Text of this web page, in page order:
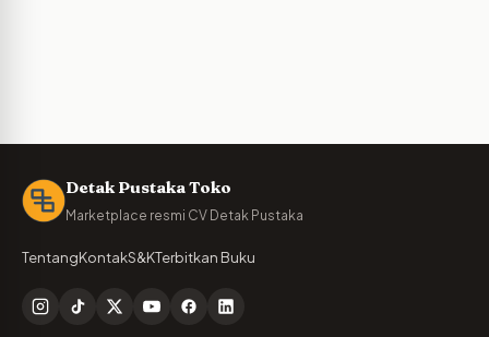
Detak Pustaka Toko
Marketplace resmi CV Detak Pustaka
TentangKontakS&KTerbitkan Buku